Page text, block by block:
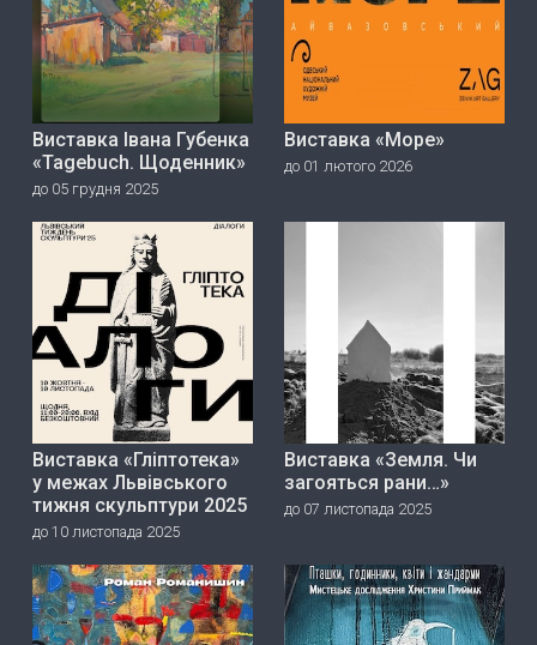
Виставка Івана Губенка
«Tagebuch. Щоденник»
до 05 грудня 2025
Виставка «Море»
до 01 лютого 2026
Виставка «Гліптотека»
у межах Львівського
тижня скульптури 2025
до 10 листопада 2025
Виставка «Земля. Чи
загояться рани…»
до 07 листопада 2025